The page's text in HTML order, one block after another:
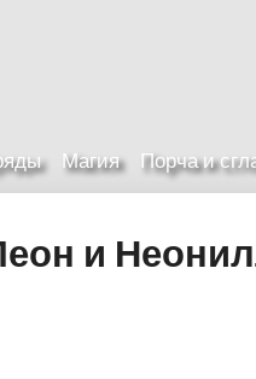
Магия Порча и
и